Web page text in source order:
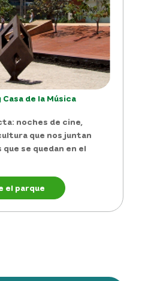
de la Música
noches de cine,
que nos juntan
se quedan en el
el parque